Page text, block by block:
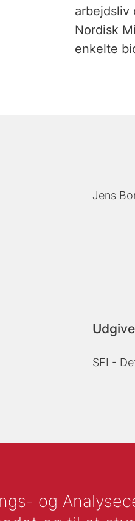
arbejdsliv
Nordisk
enkelte
Jens
SFI -
og